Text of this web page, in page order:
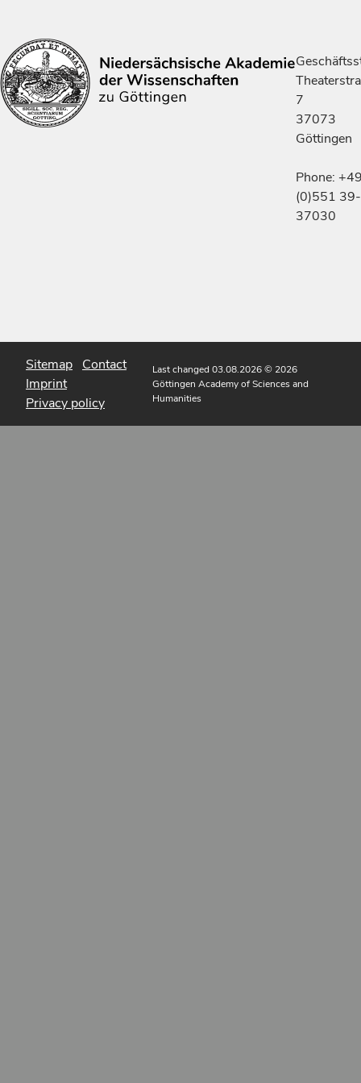
7
37073
Göttingen
Phone:
(0)551 39-
37030
Sitemap Contact
Imprint
Privacy policy
Last changed 03.08.2026© 2026
Göttingen Academy of Sciences and
Humanities